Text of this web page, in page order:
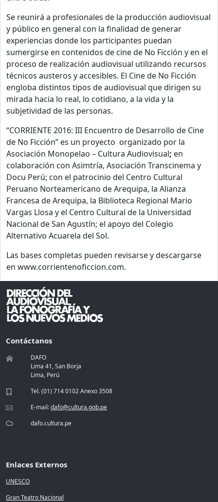
Se reunirá a profesionales de la producción audiovisual
y público en general con la finalidad de generar
experiencias donde los participantes puedan
sumergirse en contenidos de cine de No Ficción y en el
proceso de realización audiovisual utilizando recursos
técnicos austeros y accesibles. El Cine de No Ficción
engloba distintos tipos de audiovisual que dirigen su
mirada hacia lo real, lo cotidiano, a la vida y la
subjetividad de las personas.
“CORRIENTE 2016: III Encuentro de Desarrollo de Cine
de No Ficción” es un proyecto organizado por la
Asociación Monopelao – Cultura Audiovisual; en
colaboración con Asimtría, Asociación Transcinema y
Docu Perú; con el patrocinio del Centro Cultural
Peruano Norteamericano de Arequipa, la Alianza
Francesa de Arequipa, la Biblioteca Regional Mario
Vargas Llosa y el Centro Cultural de la Universidad
Nacional de San Agustín; el apoyo del Colegio
Alternativo Acuarela del Sol.
Las bases completas pueden revisarse y descargarse
en www.corrientenoficcion.com.
Contáctanos
DAFO
Lima 41, San Borja
Lima, Perú
Tel. (01) 714 0102 Anexo 3508
E-mail:dafo@cultura.gob.pe
dafo.cultura.pe
Enlaces Externos
UNESCO
Gran Teatro Nacional